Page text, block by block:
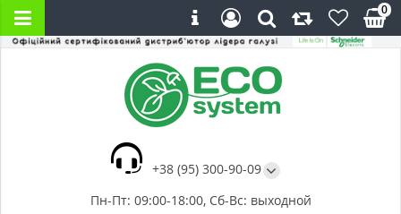
+38 (95) 300-90-09
Пн-Пт: 09:00-18:00, Сб-Вс: выходной
0